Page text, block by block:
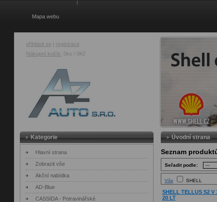
Mapa webu
Nákupní košík: 0ks / 0Kč
přihlásit se | registrace
Úvodní strana
Seznam
Seřadit podle:
Vše SHELL
SHELL TELLUS S2 V
20 LT
Kategorie
Hlavní strana
Zobrazit vše
Akční nabídka
AD-Blue
CASSIDA - Potravinářské